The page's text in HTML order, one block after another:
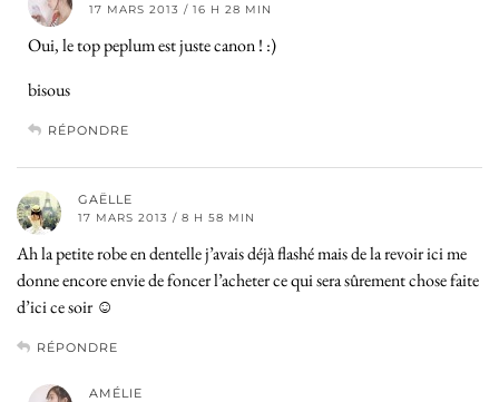
17 MARS 2013 / 16 H 28 MIN
Oui, le top peplum est juste canon ! :)
bisous
RÉPONDRE
GAËLLE
17 MARS 2013 / 8 H 58 MIN
Ah la petite robe en dentelle j’avais déjà flashé mais de la revoir ici me
donne encore envie de foncer l’acheter ce qui sera sûrement chose faite
d’ici ce soir ☺
RÉPONDRE
AMÉLIE